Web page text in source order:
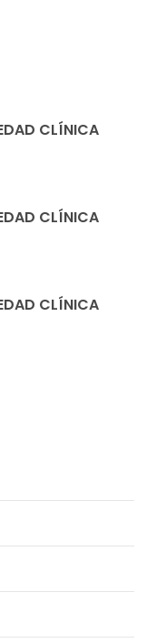
CLÍNICA
CLÍNICA
CLÍNICA